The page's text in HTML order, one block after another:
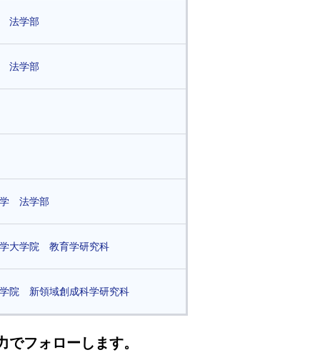
法学部
法学部
学 法学部
大学院 教育学研究科
院 新領域創成科学研究科
フォローします。